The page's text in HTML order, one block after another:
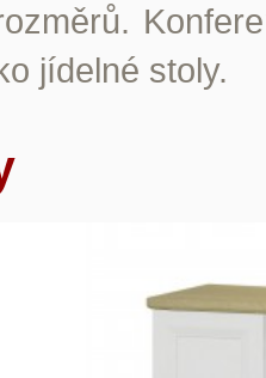
jídelné stoly.